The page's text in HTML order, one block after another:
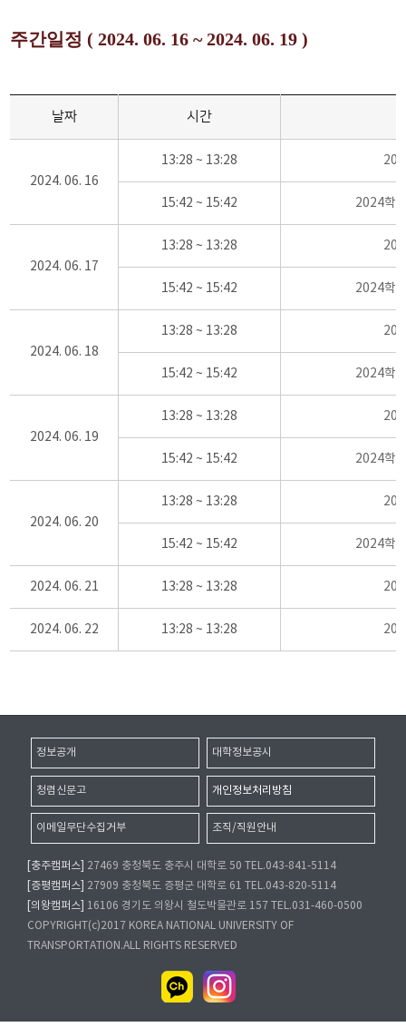
주간일정 ( 2024. 06. 16 ~ 2024. 06. 19 )
날짜 시간
2024. 06. 16
13:28 ~ 13:28
15:42 ~ 15:42 2024학
2024. 06. 17
13:28 ~ 13:28
15:42 ~ 15:42 2024학
2024. 06. 18
13:28 ~ 13:28
15:42 ~ 15:42 2024학
2024. 06. 19
13:28 ~ 13:28
15:42 ~ 15:42 2024학
2024. 06. 20
13:28 ~ 13:28
15:42 ~ 15:42 2024학
2024. 06. 21 13:28 ~ 13:28
2024. 06. 22 13:28 ~ 13:28
정보공개 대학정보공시
청렴신문고 개인정보처리방침
이메일무단수집거부 조직/직원안내
[충주캠퍼스]
27469 충청북도 충주시 대학로 50 TEL.043-841-5114
[증평캠퍼스]
27909 충청북도 증평군 대학로 61 TEL.043-820-5114
[의왕캠퍼스]
16106 경기도 의왕시 철도박물관로 157 TEL.031-460-0500
COPYRIGHT(c)2017 KOREA NATIONAL UNIVERSITY OF
TRANSPORTATION.ALL RIGHTS RESERVED